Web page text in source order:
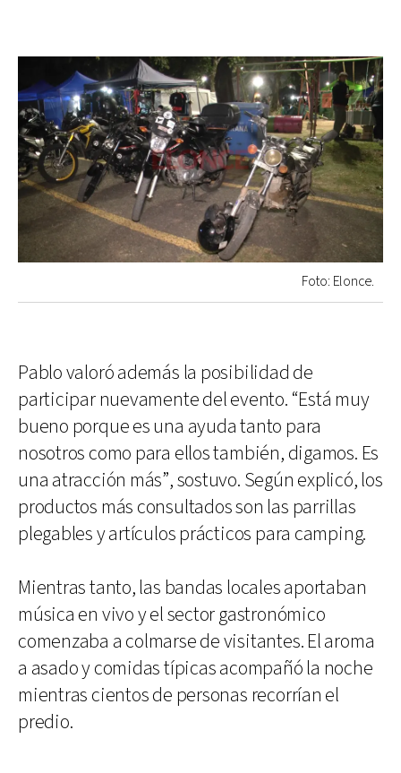
Foto: Elonce.
Pablo valoró además la posibilidad de
participar nuevamente del evento. “Está muy
bueno porque es una ayuda tanto para
nosotros como para ellos también, digamos. Es
una atracción más”, sostuvo. Según explicó, los
productos más consultados son las parrillas
plegables y artículos prácticos para camping.
Mientras tanto, las bandas locales aportaban
música en vivo y el sector gastronómico
comenzaba a colmarse de visitantes. El aroma
a asado y comidas típicas acompañó la noche
mientras cientos de personas recorrían el
predio.